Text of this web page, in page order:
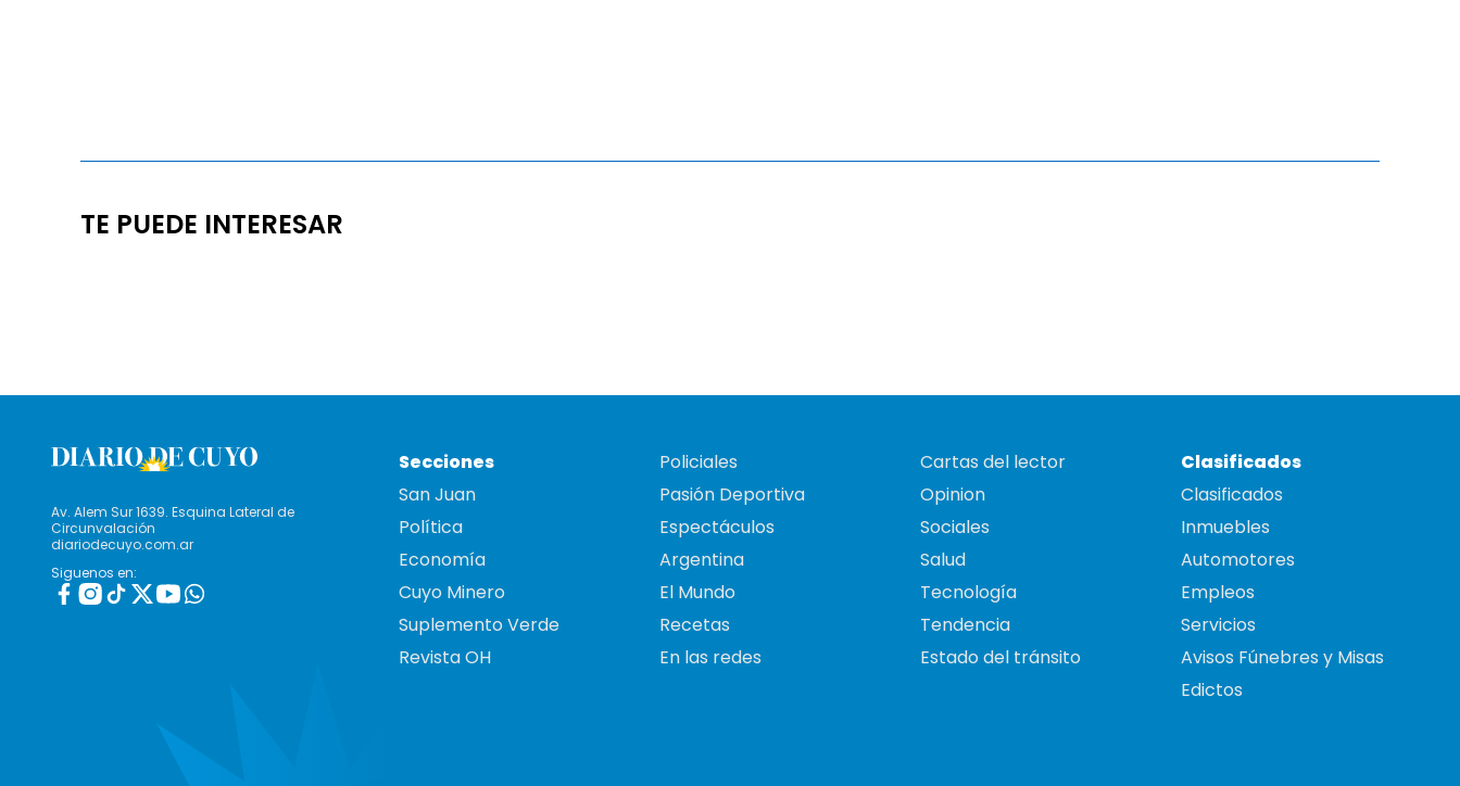
TE PUEDE INTERESAR
Av. Alem Sur 1639. Esquina Lateral de
Circunvalación
diariodecuyo.com.ar
Siguenos en:
Secciones
San Juan
Política
Economía
Cuyo Minero
Suplemento Verde
Revista OH
Policiales
Pasión Deportiva
Espectáculos
Argentina
El Mundo
Recetas
En las redes
Cartas del lector
Opinion
Sociales
Salud
Tecnología
Tendencia
Estado del tránsito
Clasificados
Clasificados
Inmuebles
Automotores
Empleos
Servicios
Avisos Fúnebres y Misas
Edictos